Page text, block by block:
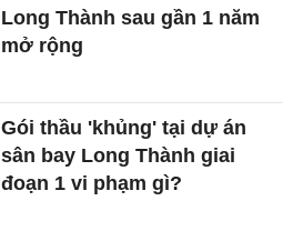
Long Thành sau gần 1 năm
mở rộng
Gói thầu 'khủng' tại dự án
sân bay Long Thành giai
đoạn 1 vi phạm gì?